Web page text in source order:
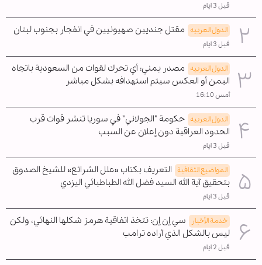
قبل 3 ايام
الدول العربیه مقتل جنديين صهيونيين في انفجار بجنوب لبنان
قبل 3 ايام
الدول العربیه مصدر يمني: أي تحرك لقوات من السعودية باتجاه
اليمن أو العكس سيتم استهدافه بشكل مباشر
أمس 16:10
الدول العربیه حكومة "الجولاني" في سوريا تنشر قوات قرب
الحدود العراقية دون إعلان عن السبب
قبل 3 ايام
المواضیع الثقافية التعريف بكتاب «علل الشرائع» للشيخ الصدوق
بتحقيق آية الله السيد فضل الله الطباطبائي اليزدي
قبل 3 ايام
خدمة الأخبار
سي إن إن: تتخذ اتفاقية هرمز شكلها النهائي، ولكن
ليس بالشكل الذي أراده ترامب
قبل 2 ايام